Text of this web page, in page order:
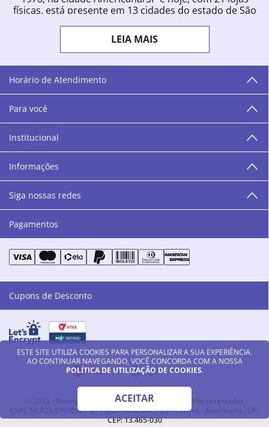
ESTE SITE UTILIZA COOKIES PARA PERSONALIZAR A SUA EXPERIÊNCIA.
AO CONTINUAR NAVEGANDO, VOCÊ CONCORDA COM A NOSSA
POLÍTICA DE UTILIZAÇÃO DE COOKIES.
ACEITAR
físicas, está presente em 13 cidades do estado de São
começou a vender para todo o território brasileiro.
Com uma infinidade de marcas e a filosofia de vender
produtos que vão do popular ao luxo, a Danny
Cosméticos mantém parceria com aproximadamente
300 grandes fornecedores e lançamentos diários na
área de beleza. São 12 centros técnicos que oferecem
programação semanal de cursos e encontros.
“O varejo corre nas nossas veias como nossos valores
humanos, éticos e morais. E que o branco e o azul anil,
as cores da Danny Cosméticos, possam continuar
transmitindo paz e harmonia para todos vocês!”
LEIA MAIS
Horário de Atendimento
Para você
Institucional
Informações
Siga nossas redes
Pagamentos
Cupons de Desconto
© 2023 - Danny Cosméticos LTDA - Todos os direitos reservados
CNPJ: 50.028.976/0023-56 | Rua Rio Branco 93 - Centro - Americana , SP -
CEP: 13.465-030